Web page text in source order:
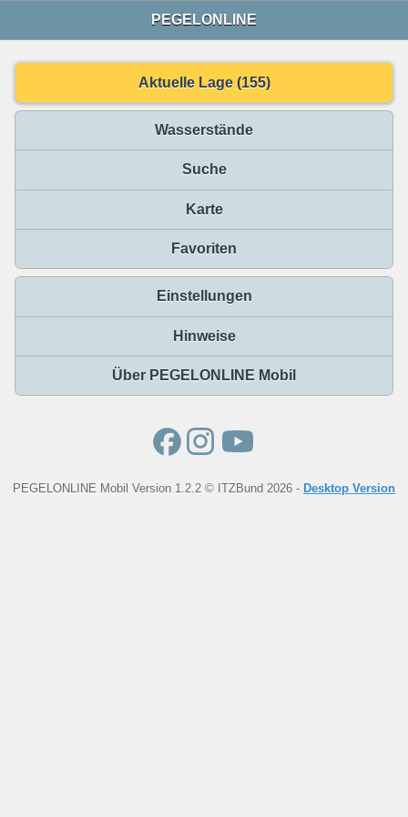
PEGELONLINE
Aktuelle Lage (155)
Wasserstände
Suche
Karte
Favoriten
Einstellungen
Hinweise
Über PEGELONLINE Mobil
PEGELONLINE Mobil Version 1.2.2 © ITZBund 2026 - Desktop Version